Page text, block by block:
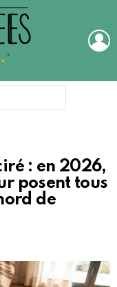
: en 2026,
posent tous
de